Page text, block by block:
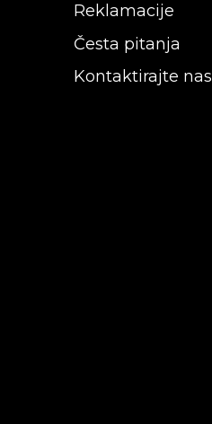
Reklamacije
Česta pitanja
Kontaktirajte nas